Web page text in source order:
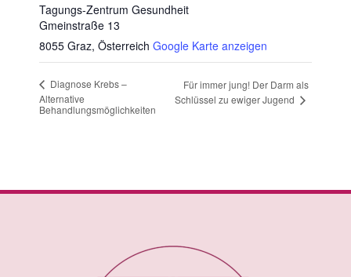
Tagungs-Zentrum Gesundheit
Gmeinstraße 13
8055 Graz, Österreich Google Karte anzeigen
Diagnose Krebs –
Alternative
Behandlungsmöglichkeiten
Für immer jung! Der Darm als
Schlüssel zu ewiger Jugend